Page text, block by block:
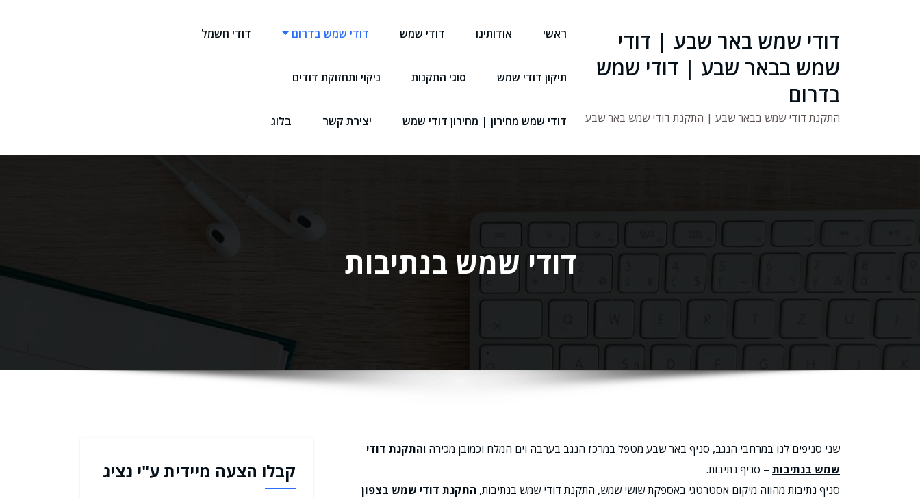
דודי שמש באר שבע | דודי
שמש בבאר שבע | דודי שמש
בדרום
התקנת דודי שמש בבאר שבע | התקנת דודי שמש באר שבע
ראשי אודותינו דודי שמש דודי שמש בדרום דודי חשמל
תיקון דודי שמש סוגי התקנות ניקוי ותחזוקת דודים
דודי שמש מחירון | מחירון דודי שמש יצירת קשר בלוג
דודי שמש בנתיבות
שני סניפים לנו במרחבי הנגב, סניף באר שבע מטפל במרכז הנגב בערבה וים המלח וכמובן מכירה והתקנת דודי
שמש בנתיבות – סניף נתיבות.
סניף נתיבות מהווה מיקום אסטרטגי באספקת שושי שמש, התקנת דודי שמש בנתיבות, התקנת דודי שמש בצפון
קבלו הצעה מיידית ע"י נציג